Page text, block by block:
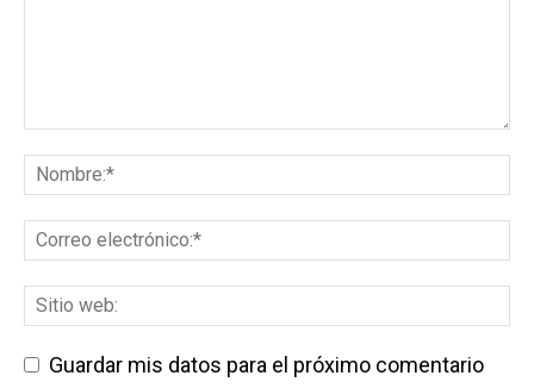
Guardar mis datos para el próximo comentario